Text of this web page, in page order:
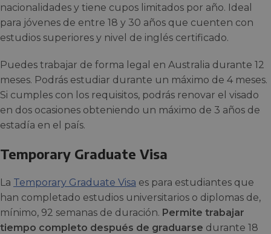
nacionalidades y tiene cupos limitados por año. Ideal
para jóvenes de entre 18 y 30 años que cuenten con
estudios superiores y nivel de inglés certificado.
Puedes trabajar de forma legal en Australia durante 12
meses. Podrás estudiar durante un máximo de 4 meses.
Si cumples con los requisitos, podrás renovar el visado
en dos ocasiones obteniendo un máximo de 3 años de
estadía en el país.
Temporary Graduate Visa
La Temporary Graduate Visa es para estudiantes que
han completado estudios universitarios o diplomas de,
mínimo, 92 semanas de duración. Permite trabajar
tiempo completo después de graduarse durante 18